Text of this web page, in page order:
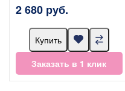
2 680 руб.
Купить
Заказать в 1 клик